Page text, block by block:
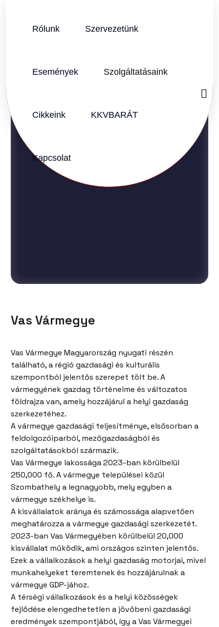
Rólunk Szervezetünk
Események Szolgáltatásaink
Cikkeink KKVBARÁT
Kapcsolat
SZOMBATHELY
VAS VÁRMEGYE
Vas Vármegye
Vas Vármegye Magyarország nyugati részén
található, a régió gazdasági és kulturális
szempontból jelentős szerepet tölt be. A
vármegyének gazdag történelme és változatos
földrajza van, amely hozzájárul a helyi gazdaság
szerkezetéhez.
A vármegye gazdasági teljesítménye, elsősorban a
feldolgozóiparból, mezőgazdaságból és
szolgáltatásokból származik.
Vas Vármegye lakossága 2023-ban körülbelül
250,000 fő. A vármegye települései közül
Szombathely a legnagyobb, mely egyben a
vármegye székhelye is.
A kisvállalatok aránya és számossága alapvetően
meghatározza a vármegye gazdasági szerkezetét.
2023-ban Vas Vármegyében körülbelül 20,000
kisvállalat működik, ami országos szinten jelentős.
Ezek a vállalkozások a helyi gazdaság motorjai, mivel
munkahelyeket teremtenek és hozzájárulnak a
vármegye GDP-jához.
A térségi vállalkozások és a helyi közösségek
fejlődése elengedhetetlen a jövőbeni gazdasági
eredmények szempontjából, így a Vas Vármegyei